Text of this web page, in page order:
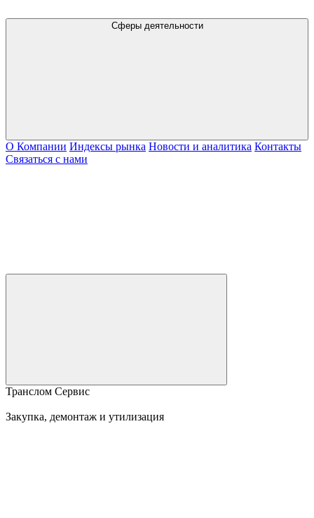
Сферы деятельности
О Компании Индексы рынка Новости и аналитика Контакты
Связаться с нами
Транслом Сервис
Закупка, демонтаж и утилизация